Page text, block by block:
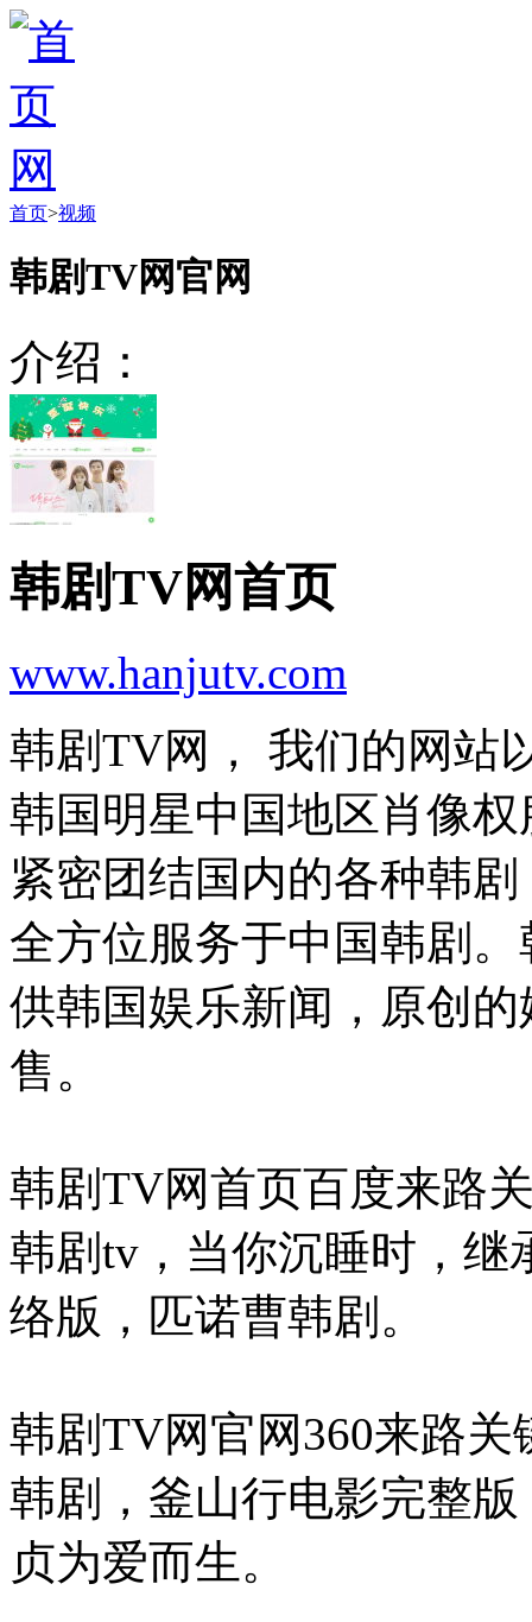
首页>视频
韩剧TV网官网
介绍：
韩剧TV网首页
www.hanjutv.com
韩剧TV网， 我们的网站
韩国明星中国地区肖像
紧密团结国内的各种韩
全方位服务于中国韩剧
供韩国娱乐新闻，原创
售。
韩剧TV网首页百度来路
韩剧tv，当你沉睡时，继
络版，匹诺曹韩剧。
韩剧TV网官网360来路关
韩剧，釜山行电影完整
贞为爱而生。